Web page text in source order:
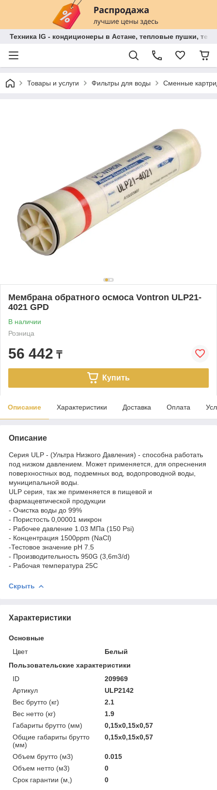
Техника IG - кондиционеры в Астане, тепловые пушки,
Товары и услуги Фильтры для воды Сменные
Мембрана обратного осмоса Vontron ULP21-
4021 GPD
В наличии
Розница
56 442 ₸
Купить
Описание Характеристики Доставка Оплата
Описание
Серия ULP - (Ультра Низкого Давления) - способна работать
под низком давлением. Может применяется, для опреснения
поверхностных вод, подземных вод, водопроводной воды,
муниципальной воды.
ULP серия, так же применяется в пищевой и
фармацевтической продукции
- Очистка воды до 99%
- Пористость 0,00001 микрон
- Рабочее давление 1.03 МПа (150 Psi)
- Концентрация 1500ppm (NaCl)
-Тестовое значение pH 7.5
- Производительность 950G (3,6m3/d)
- Рабочая температура 25C
Скрыть
Характеристики
Основные
Цвет
Белый
Пользовательские характеристики
ID
209969
Артикул
ULP2142
Вес брутто (кг)
2.1
Вес нетто (кг)
1.9
Габариты брутто (мм)
0,15x0,15x0,57
Общие габариты брутто
(мм)
0,15x0,15x0,57
Объем брутто (м3)
0.015
Объем нетто (м3)
0
Срок гарантии (м,)
0